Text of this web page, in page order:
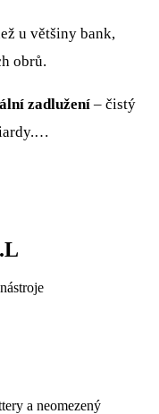
u většiny bank,
obrů.
zadlužení – čistý
a neomezený